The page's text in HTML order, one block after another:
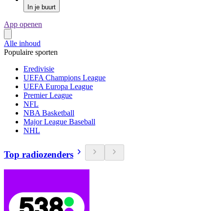
In je buurt
App openen
Alle inhoud
Populaire sporten
Eredivisie
UEFA Champions League
UEFA Europa League
Premier League
NFL
NBA Basketball
Major League Baseball
NHL
Top radiozenders